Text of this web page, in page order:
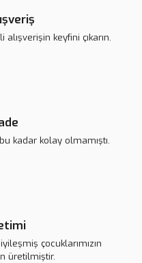
keyfini çıkarın.
kadar kolay olmamıştı.
çocuklarımızın
üretilmiştir.